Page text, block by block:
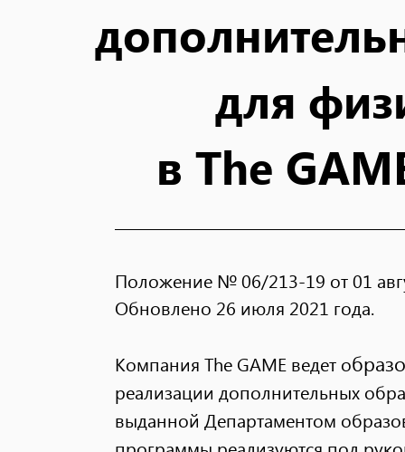
для
в The
Положение № 06/213-19 от 01
Обновлено 26 июля 2021 года.
Компания The GAME ведет о
реализации дополнительных
выданной Департаментом